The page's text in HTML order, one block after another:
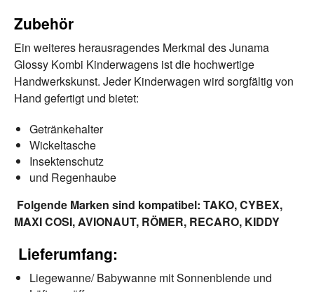
Zubehör
Ein weiteres herausragendes Merkmal des Junama
Glossy Kombi Kinderwagens ist die hochwertige
Handwerkskunst. Jeder Kinderwagen wird sorgfältig von
Hand gefertigt und bietet:
Getränkehalter
Wickeltasche
Insektenschutz
und Regenhaube
Folgende Marken sind kompatibel: TAKO, CYBEX,
MAXI COSI, AVIONAUT, RÖMER, RECARO, KIDDY
Lieferumfang:
Liegewanne/ Babywanne mit Sonnenblende und